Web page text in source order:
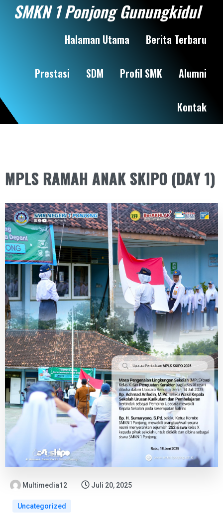
SMKN 1 Ponjong Gunungkidul
Halaman Utama Berita Terbaru
Prestasi SDM Profil SMK Alumni
Kontak
MPLS RAMAH ANAK SKIPO (DAY 1)
Multimedia12 Juli 20, 2025
Uncategorized